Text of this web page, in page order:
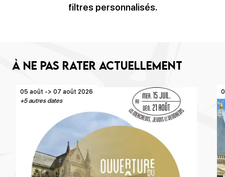
filtres personnalisés.
À ne pas rater actuellement
05 août -> 07 août 2026
+5 autres dates